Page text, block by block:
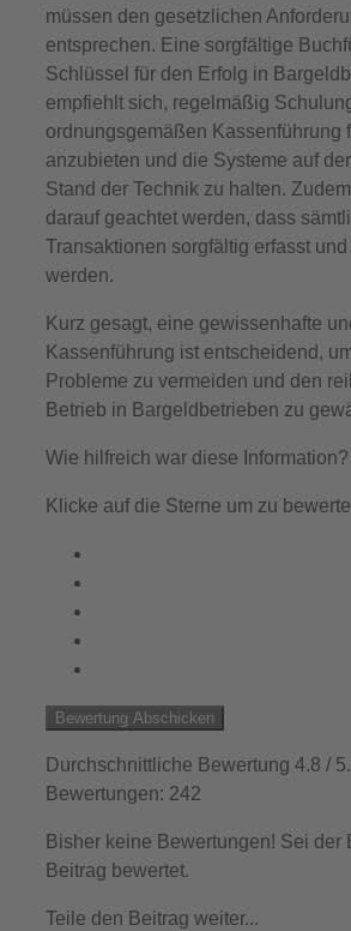
müssen den gesetzlichen
entsprechen. Eine sorgfältige
Schlüssel für den Erfolg in
empfiehlt sich, regelmäßig
ordnungsgemäßen Kassenführung
anzubieten und die Systeme auf
Stand der Technik zu halten.
darauf geachtet werden, dass
Transaktionen sorgfältig erfasst
werden.
Kurz gesagt, eine gewissenhafte
Kassenführung ist entscheidend,
Probleme zu vermeiden und den
Betrieb in Bargeldbetrieben zu
Wie hilfreich war diese Information?
Klicke auf die Sterne um zu
Bewertung Abschicken
Durchschnittliche Bewertung 4.8 /
Bewertungen: 242
Bisher keine Bewertungen! Sei der
Beitrag bewertet.
Teile den Beitrag weiter...